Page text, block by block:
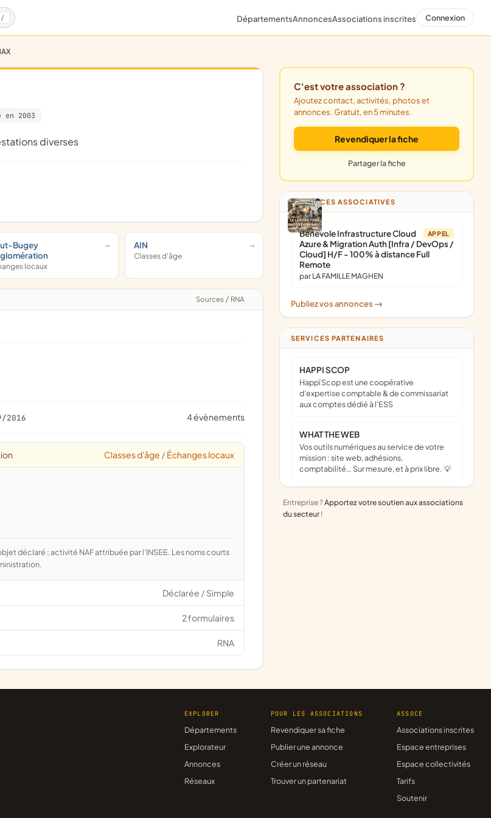
/ DépartementsAnnoncesAssociations inscrites Connexion
en 2003
diverses
Bugey
locaux
AIN
Classes d'âge
Sources / RNA
2016 4 évènements
Classes d'âge / Échanges locaux
Déclarée / Simple
2 formulaires
RNA
C'est votre association ?
Ajoutez contact, activités, photos et
annonces. Gratuit, en 5 minutes.
Revendiquer la fiche
Partager la fiche
ANNONCES ASSOCIATIVES
APPEL
Bénévole Infrastructure Cloud
Azure & Migration Auth [Infra / DevOps /
Cloud] H/F - 100% à distance Full
Remote
par LA FAMILLE MAGHEN
Publiez vos annonces ->
SERVICES PARTENAIRES
HAPPI SCOP
Happï Scop est une coopérative
d’expertise comptable & de commissariat
aux comptes dédié à l'ESS
WHAT THE WEB
Vos outils numériques au service de votre
mission : site web, adhésions,
comptabilité… Sur mesure, et à prix libre. 💡
Entreprise ?Apportez votre soutien aux associations
du secteur !
EXPLORER
Départements
Explorateur
Annonces
Réseaux
POUR LES ASSOCIATIONS
Revendiquer sa fiche
Publier une annonce
Créer un réseau
Trouver un partenariat
ASSOCE
Associations inscrites
Espace entreprises
Espace collectivités
Tarifs
Soutenir